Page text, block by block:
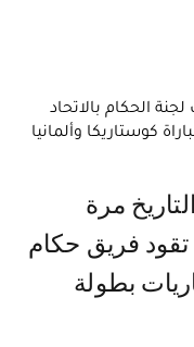
الحكام بالاتحاد
كوستاريكا وألمانيا
فريق حكام
بطولة